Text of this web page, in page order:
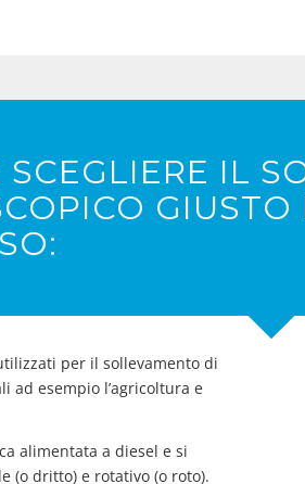
SCEGLIERE IL
per il sollevamento di
esempio l’agricoltura e
alimentata a diesel e si
(o dritto) e rotativo (o roto).